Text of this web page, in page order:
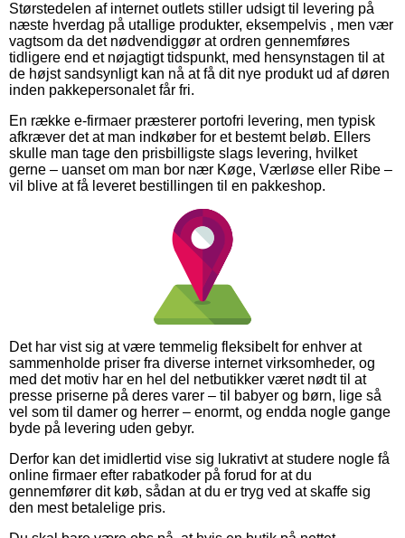
Størstedelen af internet outlets stiller udsigt til levering på
næste hverdag på utallige produkter, eksempelvis , men vær
vagtsom da det nødvendiggør at ordren gennemføres
tidligere end et nøjagtigt tidspunkt, med hensynstagen til at
de højst sandsynligt kan nå at få dit nye produkt ud af døren
inden pakkepersonalet får fri.
En række e-firmaer præsterer portofri levering, men typisk
afkræver det at man indkøber for et bestemt beløb. Ellers
skulle man tage den prisbilligste slags levering, hvilket
gerne – uanset om man bor nær Køge, Værløse eller Ribe –
vil blive at få leveret bestillingen til en pakkeshop.
Det har vist sig at være temmelig fleksibelt for enhver at
sammenholde priser fra diverse internet virksomheder, og
med det motiv har en hel del netbutikker været nødt til at
presse priserne på deres varer – til babyer og børn, lige så
vel som til damer og herrer – enormt, og endda nogle gange
byde på levering uden gebyr.
Derfor kan det imidlertid vise sig lukrativt at studere nogle få
online firmaer efter rabatkoder på forud for at du
gennemfører dit køb, sådan at du er tryg ved at skaffe sig
den mest betalelige pris.